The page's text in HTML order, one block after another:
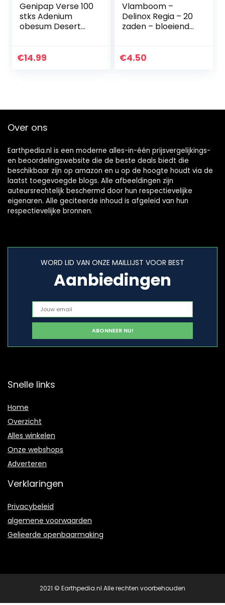
Genipap Verse 100
stks Adenium
obesum Desert
Gemengd 3
€14.99
Vlamboom –
Delinox Regia – 20
zaden – bloeiende
€4.50
Over ons
Earthpedia.nl is een moderne alles-in-één prijsvergelijkings-
en beoordelingswebsite die de beste deals biedt die
beschikbaar zijn op amazon en u op de hoogte houdt via de
laatst toegevoegde blogs. Alle afbeeldingen zijn
auteursrechtelijk beschermd door hun respectievelijke
eigenaren. Alle geciteerde inhoud is afgeleid van hun
respectievelijke bronnen.
WORD LID VAN ONZE MAILLIJST VOOR BEST
Aanbiedingen
Snelle links
Home
Overzicht
Alles winkelen
Onze webshops
Adverteren
Verklaringen
Privacybeleid
algemene voorwaarden
Gelieerde openbaarmaking
2021 © Earthpedia.nl Alle rechten voorbehouden